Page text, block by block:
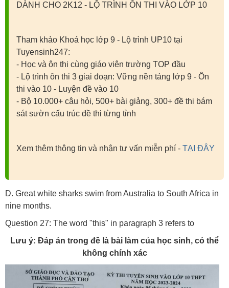
DÀNH CHO 2K12 - LỘ TRÌNH ÔN THI VÀO LỚP 10
Tham khảo Khoá học lớp 9 - Lộ trình UP10 tại
Tuyensinh247:
- Học và ôn thi cùng giáo viên trường TOP đầu
- Lộ trình ôn thi 3 giai đoạn: Vững nền tảng lớp 9 - Ôn
thi vào 10 - Luyện đề vào 10
- Bộ 10.000+ câu hỏi, 500+ bài giảng, 300+ đề thi bám
sát sườn cấu trúc đề thi từng tỉnh
Xem thêm thông tin và nhận tư vấn miễn phí - TẠI ĐÂY
D. Great white sharks swim from Australia to South Africa in
nine months.
Question 27: The word "this" in paragraph 3 refers to
Lưu ý: Đáp án trong đề là bài làm của học sinh, có thể
không chính xác